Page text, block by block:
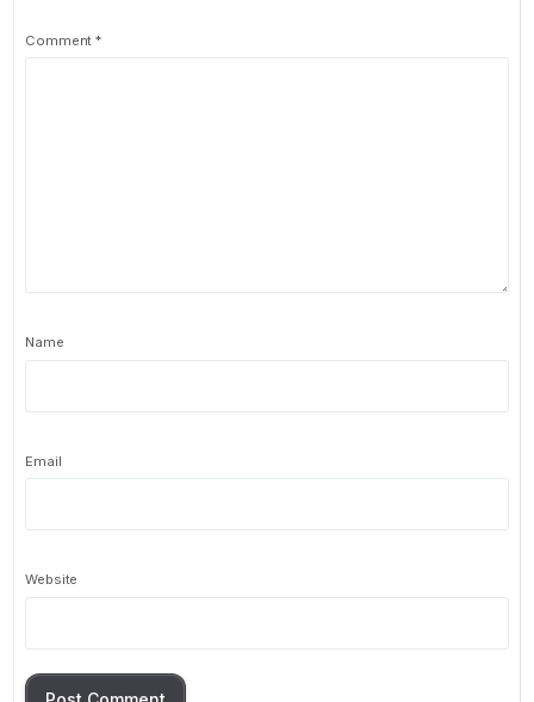
Comment*
Name
Email
Website